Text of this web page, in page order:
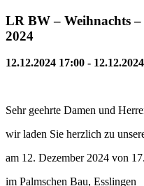
LR BW – Weihnachts
2024
12.12.2024 17:00 -
Sehr geehrte Damen und
wir laden Sie herzlich zu
am 12. Dezember 2024 von
im Palmschen Bau, Esslingen